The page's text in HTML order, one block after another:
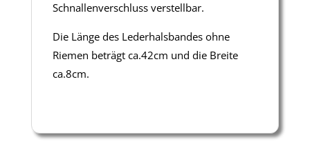
Schnallenverschluss verstellbar.
Die Länge des Lederhalsbandes ohne
Riemen beträgt ca.42cm und die Breite
ca.8cm.